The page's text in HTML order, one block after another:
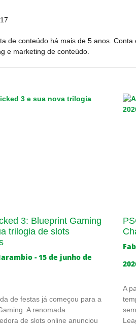
de conteúdo há mais de 5 anos.
e marketing de conteúdo.
3: Blueprint Gaming
trilogia de slots
15 de junho de
de festas já começou para a
A renomada
de slots online anunciou
A